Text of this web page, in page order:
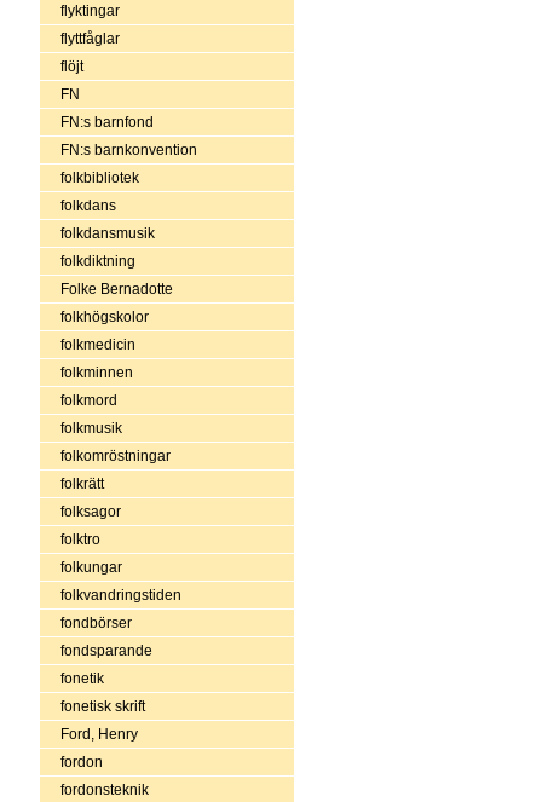
flyktingar
flyttfåglar
flöjt
FN
FN:s barnfond
FN:s barnkonvention
folkbibliotek
folkdans
folkdansmusik
folkdiktning
Folke Bernadotte
folkhögskolor
folkmedicin
folkminnen
folkmord
folkmusik
folkomröstningar
folkrätt
folksagor
folktro
folkungar
folkvandringstiden
fondbörser
fondsparande
fonetik
fonetisk skrift
Ford, Henry
fordon
fordonsteknik